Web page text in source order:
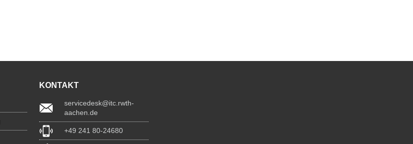
KONTAKT
servicedesk@itc.rwth-
aachen.de
+49 241 80-24680